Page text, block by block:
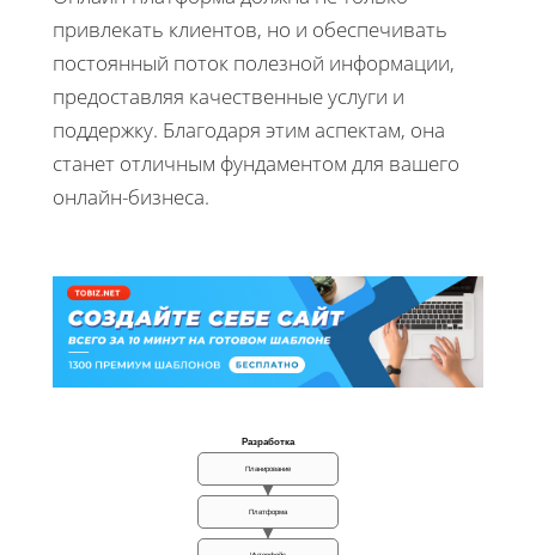
привлекать клиентов, но и обеспечивать
постоянный поток полезной информации,
предоставляя качественные услуги и
поддержку. Благодаря этим аспектам, она
станет отличным фундаментом для вашего
онлайн-бизнеса.
Разработка
Планирование
Платформа